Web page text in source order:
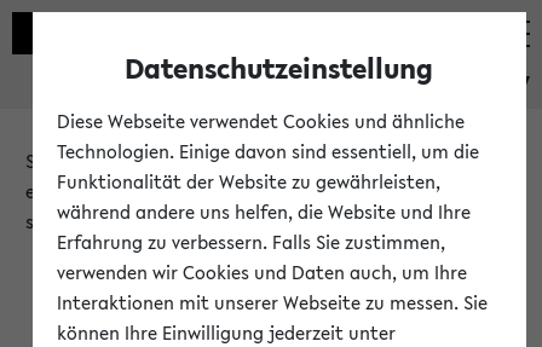
eKVV
Sie möchten auf eine eKVV Funktion zugreifen, die Ihnen
erst nach einer Anmeldung am System zur Verfügung
steht.
Bitte melden Sie sich an:
Datenschutzeinstellung
Diese Webseite verwendet Cookies und ähnliche
Technologien. Einige davon sind essentiell, um die
Funktionalität der Website zu gewährleisten,
während andere uns helfen, die Website und Ihre
Erfahrung zu verbessern. Falls Sie zustimmen,
verwenden wir Cookies und Daten auch, um Ihre
Interaktionen mit unserer Webseite zu messen. Sie
können Ihre Einwilligung jederzeit unter